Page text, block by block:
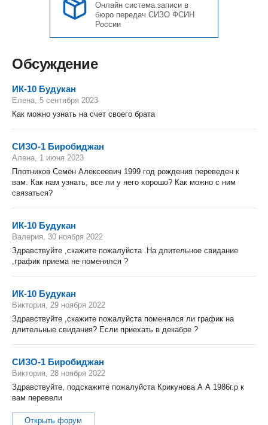
Онлайн система записи в
бюро передач СИЗО ФСИН
России
Обсуждение
ИК-10 Будукан
Елена, 5 сентября 2023
Как можно узнать на счет своего брата
СИЗО-1 Биробиджан
Алена, 1 июня 2023
Плотников Семён Алексеевич 1999 год рождения переведен к
вам. Как нам узнать, все ли у него хорошо? Как можно с ним
связаться?
ИК-10 Будукан
Валерия, 30 ноября 2022
Здравствуйте ,скажите пожалуйста .На длительное свидание
,график приема не поменялся ?
ИК-10 Будукан
Виктория, 29 ноября 2022
Здравствуйте ,скажите пожалуйста поменялся ли график на
длительные свидания? Если приехать в декабре ?
СИЗО-1 Биробиджан
Виктория, 28 ноября 2022
Здравствуйте, подскажите пожалуйста Крикунова А А 1986г.р к
вам перевели
Открыть форум